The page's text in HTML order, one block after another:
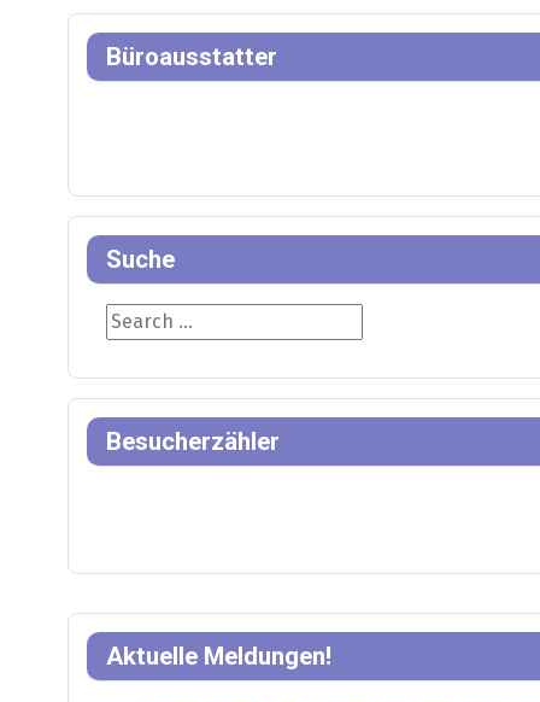
Aktuelle Meldungen!
Büroausstatter
Suche
Suche
Besucherzähler